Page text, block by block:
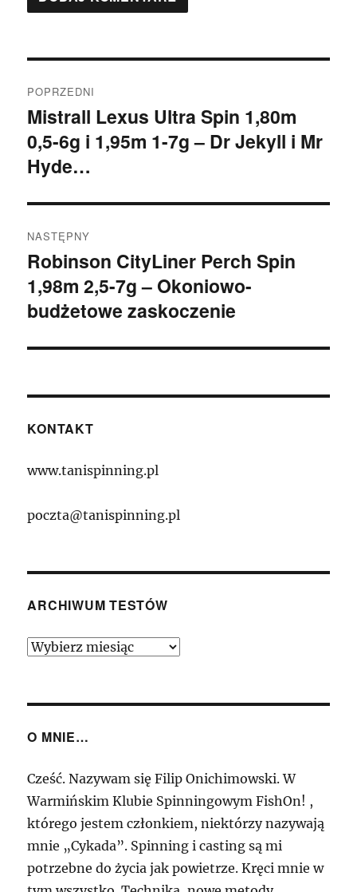
wpisu
POPRZEDNI
Poprzedni
wpis:
Mistrall Lexus Ultra Spin 1,80m
0,5-6g i 1,95m 1-7g – Dr Jekyll i Mr
Hyde…
NASTĘPNY
Następny
wpis:
Robinson CityLiner Perch Spin
1,98m 2,5-7g – Okoniowo-
budżetowe zaskoczenie
KONTAKT
www.tanispinning.pl
poczta@tanispinning.pl
ARCHIWUM TESTÓW
Archiwum
O MNIE…
Cześć. Nazywam się Filip Onichimowski. W
Warmińskim Klubie Spinningowym FishOn! ,
którego jestem członkiem, niektórzy nazywają
mnie „Cykada”. Spinning i casting są mi
potrzebne do życia jak powietrze. Kręci mnie w